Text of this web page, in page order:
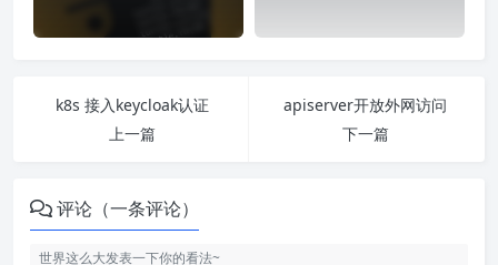
k8s 接入keycloak认证
上一篇
apiserver开放外网访问
下一篇
评论（一条评论）